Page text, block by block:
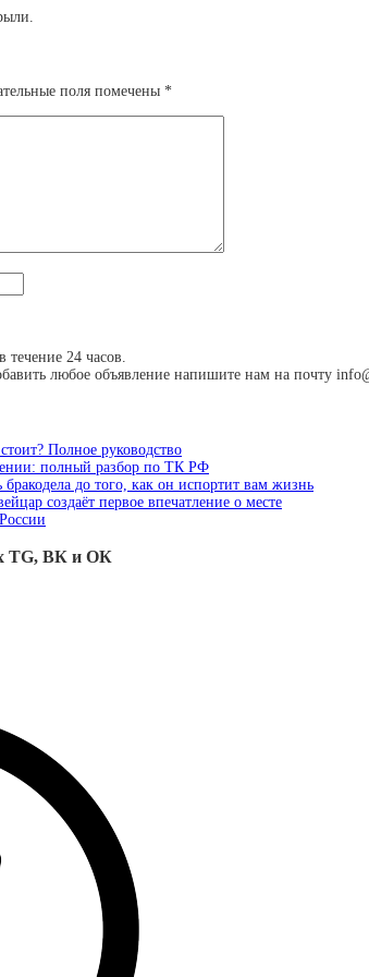
поля помечены *
24 часов.
любое объявление напишите нам на почту
Полное руководство
полный разбор по ТК РФ
до того, как он испортит вам жизнь
создаёт первое впечатление о месте
TG, ВК и ОК